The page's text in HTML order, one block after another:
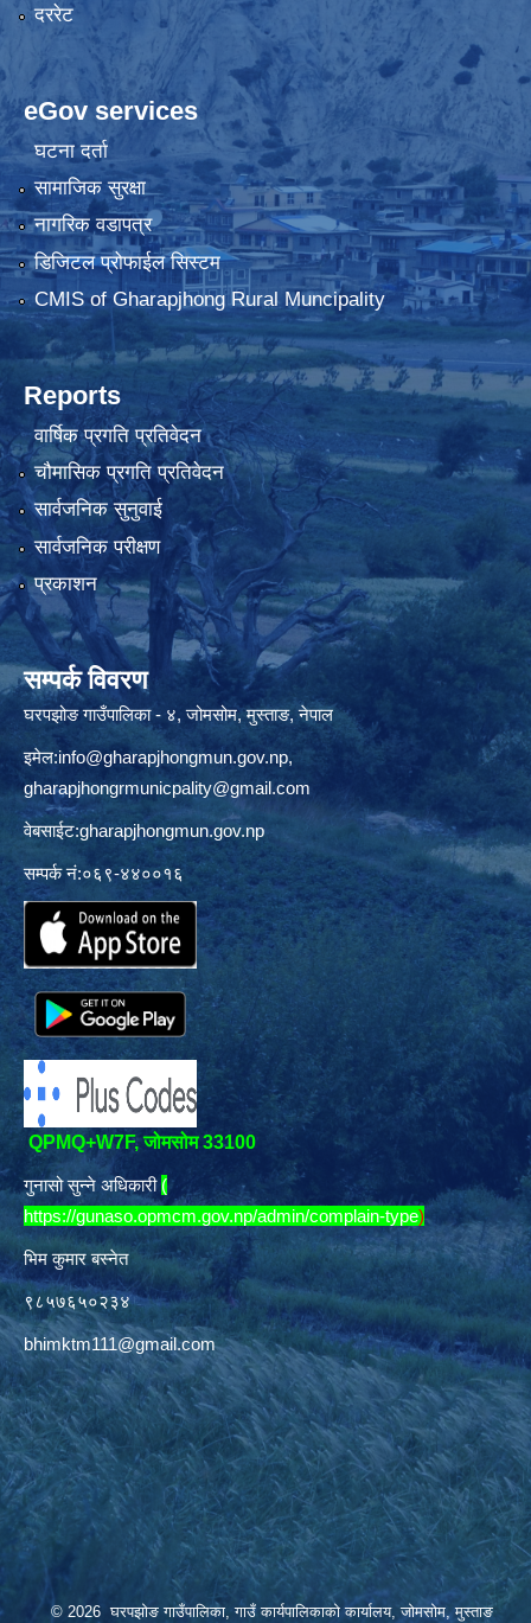
दररेट
eGov services
घटना दर्ता
सामाजिक सुरक्षा
नागरिक वडापत्र
डिजिटल प्रोफाईल सिस्टम
CMIS of Gharapjhong Rural Muncipality
Reports
वार्षिक प्रगति प्रतिवेदन
चौमासिक प्रगति प्रतिवेदन
सार्वजनिक सुनुवाई
सार्वजनिक परीक्षण
प्रकाशन
सम्पर्क विवरण
घरपझोङ गाउँपालिका - ४, जोमसोम, मुस्ताङ, नेपाल
इमेल:info@gharapjhongmun.gov.np,
gharapjhongrmunicpality@gmail.com
वेबसाईट:gharapjhongmun.gov.np
सम्पर्क नं:०६९-४४००१६
QPMQ+W7F, जोमसोम 33100
गुनासो सुन्ने अधिकारी (
https://gunaso.opmcm.gov.np/admin/complain-type)
भिम कुमार बस्नेत
९८५७६५०२३४
bhimktm111@gmail.com
© 2026 घरपझोङ गाउँपालिका, गाउँ कार्यपालिकाको कार्यालय, जोमसोम, मुस्ताङ